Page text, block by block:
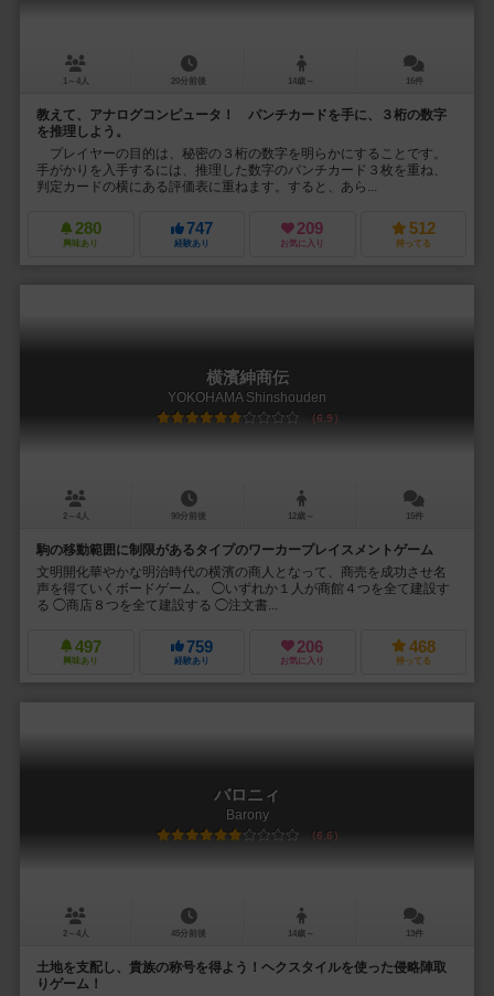
1～4人 20分前後 14歳～ 16件
教えて、アナログコンピュータ！ パンチカードを手に、３桁の数字
を推理しよう。
プレイヤーの目的は、秘密の３桁の数字を明らかにすることです。
手がかりを入手するには、推理した数字のパンチカード３枚を重ね、
判定カードの横にある評価表に重ねます。すると、あら...
280
興味あり
747
経験あり
209
お気に入り
512
持ってる
横濱紳商伝
YOKOHAMA Shinshouden
6.9
2～4人 90分前後 12歳～ 15件
駒の移動範囲に制限があるタイプのワーカープレイスメントゲーム
文明開化華やかな明治時代の横濱の商人となって、商売を成功させ名
声を得ていくボードゲーム。 ◯いずれか１人が商館４つを全て建設す
る ◯商店８つを全て建設する ◯注文書...
497
興味あり
759
経験あり
206
お気に入り
468
持ってる
バロニィ
Barony
6.6
2～4人 45分前後 14歳～ 13件
土地を支配し、貴族の称号を得よう！ヘクスタイルを使った侵略陣取
りゲーム！